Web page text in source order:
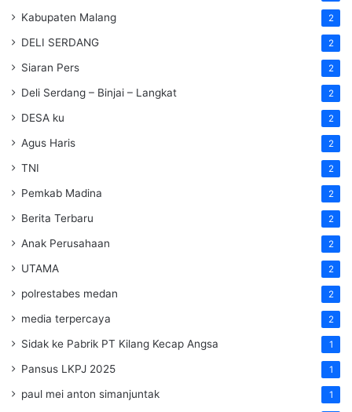
Kabupaten Malang 2
DELI SERDANG 2
Siaran Pers 2
Deli Serdang – Binjai – Langkat 2
DESA ku 2
Agus Haris 2
TNI 2
Pemkab Madina 2
Berita Terbaru 2
Anak Perusahaan 2
UTAMA 2
polrestabes medan 2
media terpercaya 2
Sidak ke Pabrik PT Kilang Kecap Angsa 1
Pansus LKPJ 2025 1
paul mei anton simanjuntak 1